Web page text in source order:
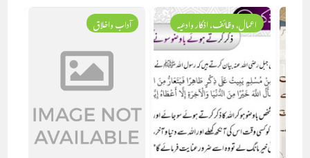
اعمال، وظائف، اذکار وادعیہ آداب واخلاق